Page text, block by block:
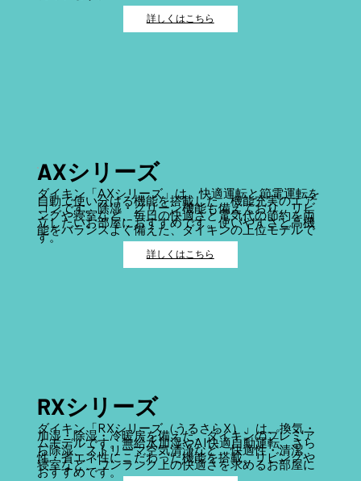
詳しくはこちら
AXシリーズ
ダイキン「AXシリーズ」は、快適運転と節電運転を
自動で使い分ける機能を搭載した、機能充実のエア
コンです。除湿・クリーン機能も備えており、リビ
ングや寝室など、毎日の快適さと電気代の節約を両
立したいお部屋におすすめです。使いやすさと高機
能をバランスよく備えた、ダイキンの上位モデルで
す。
詳しくはこちら
RXシリーズ
ダイキン「RXシリーズ（うるさらX）」は、換気・
加湿・除湿・冷暖房を備えた、ダイキンのプレミア
ムモデルです。無給水加湿やAI快適自動運転、さら
ら除湿、ストリーマ空気清浄など、快適性・清潔
性・省エネ性にこだわった機能を搭載。リビングや
寝室など、ワンランク上の快適さを求めるお部屋に
おすすめです。